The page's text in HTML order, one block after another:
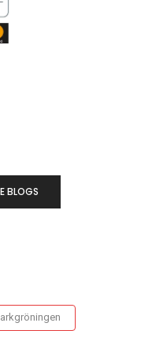
BLOGS